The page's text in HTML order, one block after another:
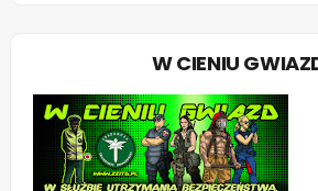
W CIENIU